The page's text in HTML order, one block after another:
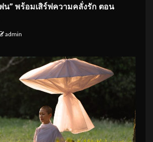
น” พร้อมเสิร์ฟความคลั่งรัก ตอน
admin